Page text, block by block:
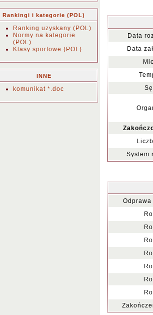
Rankingi i kategorie (POL)
Ranking uzyskany (POL)
Normy na kategorie
(POL)
Klasy sportowe (POL)
INNE
komunikat *.doc
Data
Data
System